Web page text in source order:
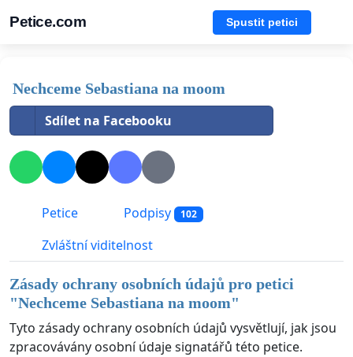
Petice.com Spustit petici
Nechceme Sebastiana na moom
Sdílet na Facebooku
Petice Podpisy 102
Zvláštní viditelnost
Zásady ochrany osobních údajů pro petici
"Nechceme Sebastiana na moom"
Tyto zásady ochrany osobních údajů vysvětlují, jak jsou
zpracovávány osobní údaje signatářů této petice.